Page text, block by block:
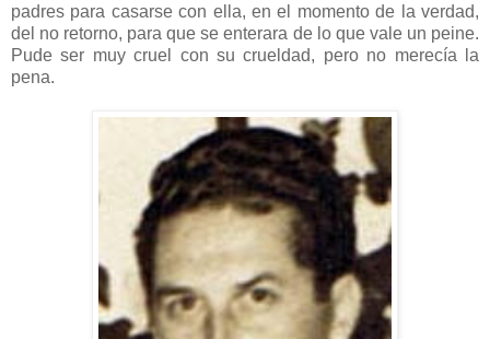
padres para casarse con ella, en el momento de la verdad,
del no retorno, para que se enterara de lo que vale un peine.
Pude ser muy cruel con su crueldad, pero no merecía la
pena.